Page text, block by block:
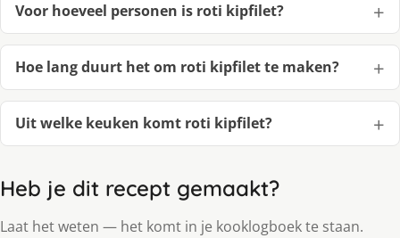
Voor hoeveel personen is roti kipfilet?
Hoe lang duurt het om roti kipfilet te maken?
Uit welke keuken komt roti kipfilet?
Heb je dit recept gemaakt?
Laat het weten — het komt in je kooklogboek te staan.